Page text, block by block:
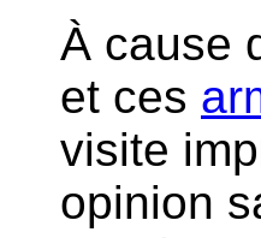
À cause
et ces
visite
opinion